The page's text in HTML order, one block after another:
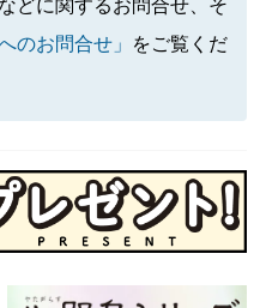
どに関するお問合せ、そ
のお問合せ」
をご覧くだ